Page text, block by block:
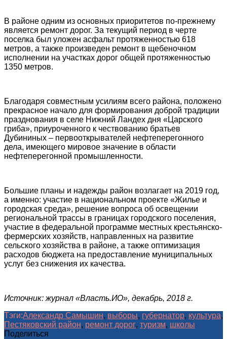
В районе одним из основных приоритетов по-прежнему
является ремонт дорог. За текущий период в черте
поселка был уложен асфальт протяженностью 618
метров, а также произведен ремонт в щебеночном
исполнении на участках дорог общей протяженностью
1350 метров.
Благодаря совместным усилиям всего района, положено
прекрасное начало для формирования доброй традиции
празднования в селе Нижний Ландех дня «Царского
гриба», приуроченного к чествованию братьев
Дубининых – первооткрывателей нефтеперегонного
дела, имеющего мировое значение в области
нефтеперегонной промышленности.
Большие планы и надежды район возлагает на 2019 год,
а именно: участие в национальном проекте «Жилье и
городская среда», решение вопроса об освещении
региональной трассы в границах городского поселения,
участие в федеральной программе местных крестьянско-
фермерских хозяйств, направленных на развитие
сельского хозяйства в районе, а также оптимизация
расходов бюджета на предоставление муниципальных
услуг без снижения их качества.
Источник: журнал «Власть.ИО», декабрь, 2018 г.
Тэги:Александр Самышин, выборы, губернатор, культура,
Пестяковский район, ремонт дорог, туризм, школы
Поделиться